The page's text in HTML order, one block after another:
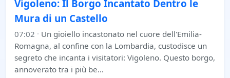
Vigoleno: Il Borgo Incantato Dentro le
Mura di un Castello
07:02 · Un gioiello incastonato nel cuore dell'Emilia-
Romagna, al confine con la Lombardia, custodisce un
segreto che incanta i visitatori: Vigoleno. Questo borgo,
annoverato tra i più be…